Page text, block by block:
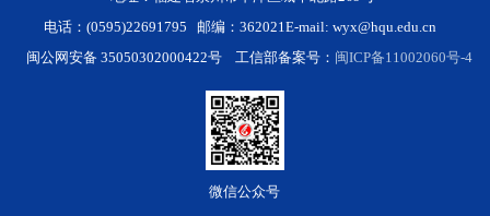
电话：(0595)22691795 邮编：362021E-mail: wyx@hqu.edu.cn
闽公网安备 35050302000422号 工信部备案号： 闽ICP备11002060号-4
微信公众号